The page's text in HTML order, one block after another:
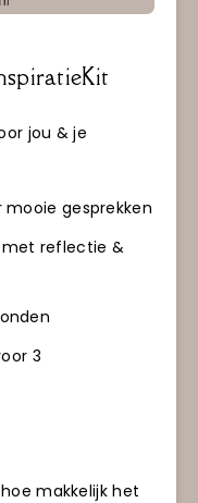
jou & je
mooie gesprekken
reflectie &
3
makkelijk het